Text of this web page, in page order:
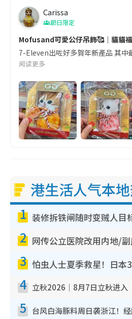
Carissa
節日限定
Mofusand可愛公仔吊飾🥰｜貓貓
7-Eleven出咗好多賀年新產品 其
阅读更多
港生活人气本
1
2
3
4
5